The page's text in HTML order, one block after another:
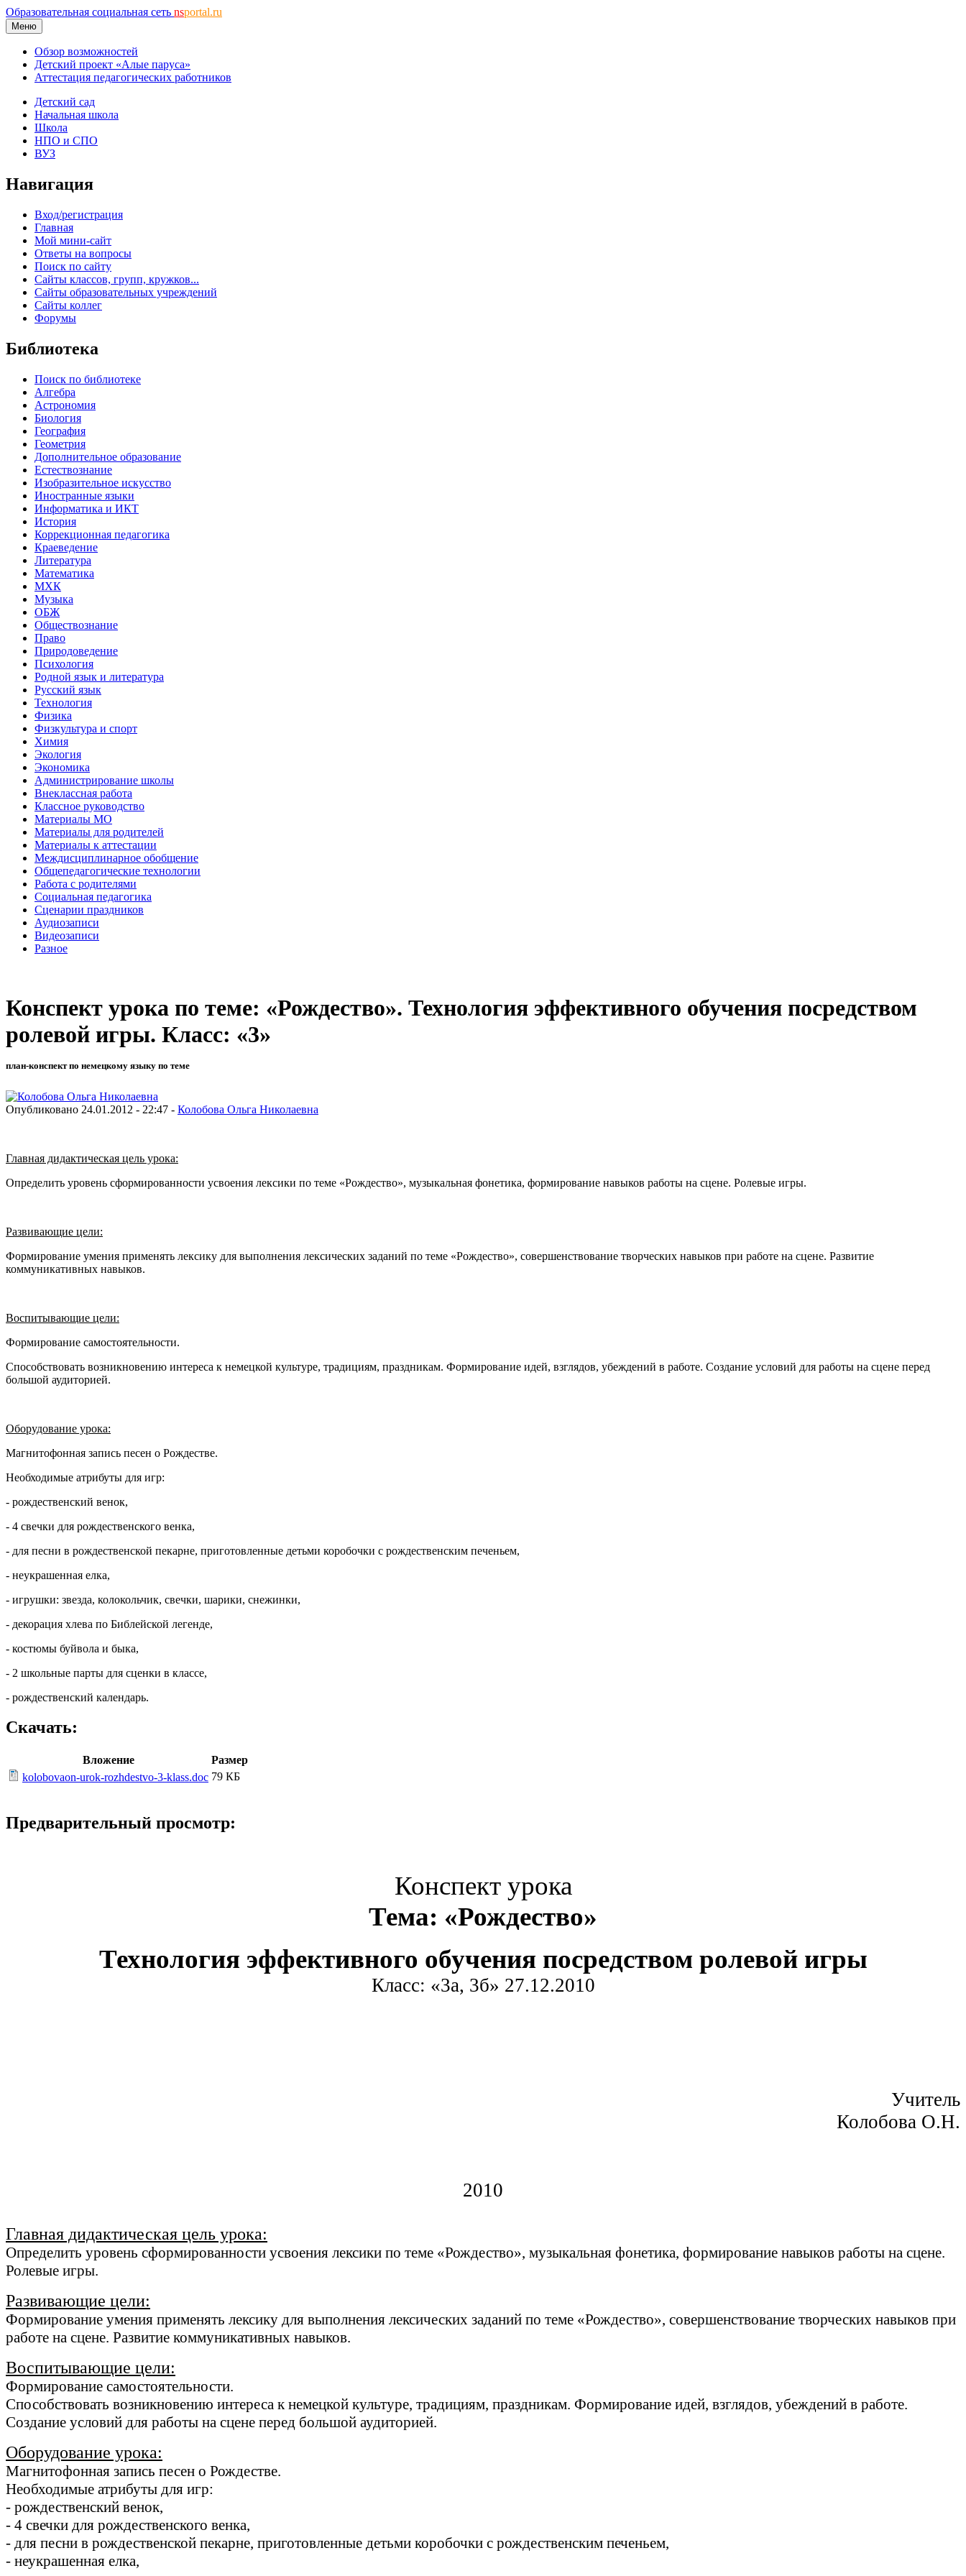
Образовательная социальная сеть nsportal.ru
Меню
Обзор возможностей
Детский проект «Алые паруса»
Аттестация педагогических работников
Детский сад
Начальная школа
Школа
НПО и СПО
ВУЗ
Навигация
Вход/регистрация
Главная
Мой мини-сайт
Ответы на вопросы
Поиск по сайту
Сайты классов, групп, кружков...
Сайты образовательных учреждений
Сайты коллег
Форумы
Библиотека
Поиск по библиотеке
Алгебра
Астрономия
Биология
География
Геометрия
Дополнительное образование
Естествознание
Изобразительное искусство
Иностранные языки
Информатика и ИКТ
История
Коррекционная педагогика
Краеведение
Литература
Математика
МХК
Музыка
ОБЖ
Обществознание
Право
Природоведение
Психология
Родной язык и литература
Русский язык
Технология
Физика
Физкультура и спорт
Химия
Экология
Экономика
Администрирование школы
Внеклассная работа
Классное руководство
Материалы МО
Материалы для родителей
Материалы к аттестации
Междисциплинарное обобщение
Общепедагогические технологии
Работа с родителями
Социальная педагогика
Сценарии праздников
Аудиозаписи
Видеозаписи
Разное
Конспект урока по теме: «Рождество». Технология эффективного обучения посредством
ролевой игры. Класс: «3»
план-конспект по немецкому языку по теме
Опубликовано 24.01.2012 - 22:47 - Колобова Ольга Николаевна
Главная дидактическая цель урока:
Определить уровень сформированности усвоения лексики по теме «Рождество», музыкальная фонетика, формирование навыков работы на сцене. Ролевые игры.
Развивающие цели:
Формирование умения применять лексику для выполнения лексических заданий по теме «Рождество», совершенствование творческих навыков при работе на сцене. Развитие
коммуникативных навыков.
Воспитывающие цели:
Формирование самостоятельности.
Способствовать возникновению интереса к немецкой культуре, традициям, праздникам. Формирование идей, взглядов, убеждений в работе. Создание условий для работы на сцене перед
большой аудиторией.
Оборудование урока:
Магнитофонная запись песен о Рождестве.
Необходимые атрибуты для игр:
- рождественский венок,
- 4 свечки для рождественского венка,
- для песни в рождественской пекарне, приготовленные детьми коробочки с рождественским печеньем,
- неукрашенная елка,
- игрушки: звезда, колокольчик, свечки, шарики, снежинки,
- декорация хлева по Библейской легенде,
- костюмы буйвола и быка,
- 2 школьные парты для сценки в классе,
- рождественский календарь.
Скачать:
Вложение
Размер
kolobovaon-urok-rozhdestvo-3-klass.doc 79 КБ
Предварительный просмотр:
Конспект урока
Тема: «Рождество»
Технология эффективного обучения посредством ролевой игры
Класс: «3а, 3б» 27.12.2010
Учитель
Колобова О.Н.
2010
Главная дидактическая цель урока:
Определить уровень сформированности усвоения лексики по теме «Рождество», музыкальная фонетика, формирование навыков работы на сцене.
Ролевые игры.
Развивающие цели:
Формирование умения применять лексику для выполнения лексических заданий по теме «Рождество», совершенствование творческих навыков при
работе на сцене. Развитие коммуникативных навыков.
Воспитывающие цели:
Формирование самостоятельности.
Способствовать возникновению интереса к немецкой культуре, традициям, праздникам. Формирование идей, взглядов, убеждений в работе.
Создание условий для работы на сцене перед большой аудиторией.
Оборудование урока:
Магнитофонная запись песен о Рождестве.
Необходимые атрибуты для игр:
- рождественский венок,
- 4 свечки для рождественского венка,
- для песни в рождественской пекарне, приготовленные детьми коробочки с рождественским печеньем,
- неукрашенная елка,